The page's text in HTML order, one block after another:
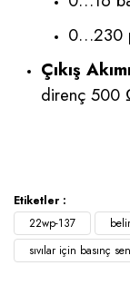
0…230
Çıkış
direnç 500
Etiketler :
22wp-137
sıvılar için basınç